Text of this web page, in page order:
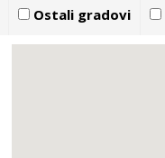
Ostali gradovi